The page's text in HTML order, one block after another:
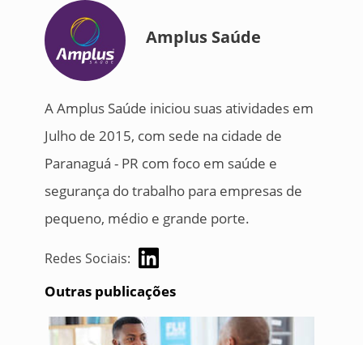
Amplus Saúde
A Amplus Saúde iniciou suas atividades em
Julho de 2015, com sede na cidade de
Paranaguá - PR com foco em saúde e
segurança do trabalho para empresas de
pequeno, médio e grande porte.
Redes Sociais:
Outras publicações